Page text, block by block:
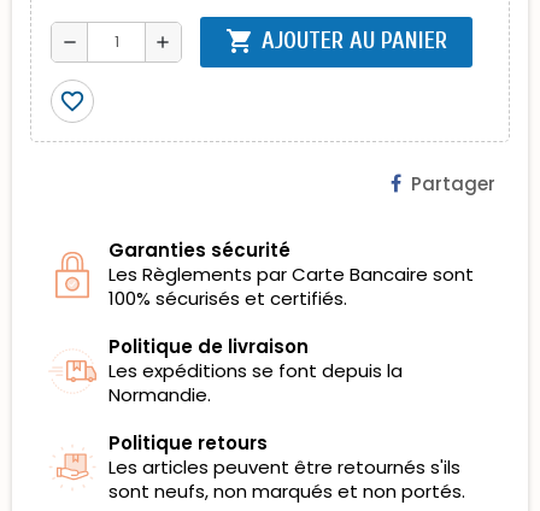
remove add shopping_cart AJOUTER AU PANIER
favorite_border
Partager
Garanties sécurité
Les Règlements par Carte Bancaire sont
100% sécurisés et certifiés.
Politique de livraison
Les expéditions se font depuis la
Normandie.
Politique retours
Les articles peuvent être retournés s'ils
sont neufs, non marqués et non portés.